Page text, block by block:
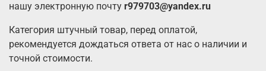
нашу электронную почту r979703@yandex.ru
Категория штучный товар, перед оплатой,
рекомендуется дождаться ответа от нас о наличии и
точной стоимости.